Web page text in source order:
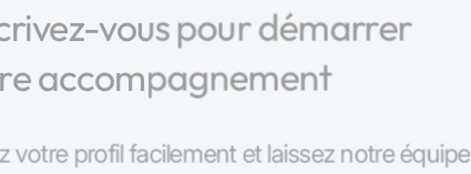
vous pour démarrer
accompagnement
votre profil facilement et laissez notre équipe